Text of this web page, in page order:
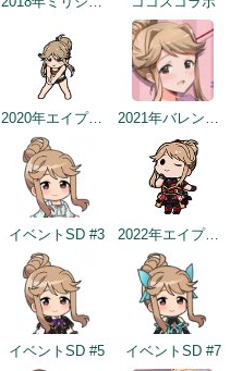
2020年エイプリルフールネタ 2021年バレンタインデートップ画面
イベントSD #3 2022年エイプリルフールネタ
イベントSD #5 イベントSD #7